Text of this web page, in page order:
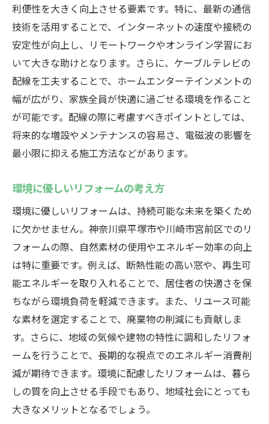
利便性を大きく向上させる要素です。特に、最新の通信
技術を活用することで、インターネットの速度や接続の
安定性が向上し、リモートワークやオンライン学習にお
いて大きな助けとなります。さらに、ケーブルテレビの
配線を工夫することで、ホームエンターテインメントの
幅が広がり、家族全員が快適に過ごせる環境を作ること
が可能です。配線の際に考慮すべきポイントとしては、
将来的な増設やメンテナンスの容易さ、電磁波の影響を
最小限に抑える施工方法などがあります。
環境に優しいリフォームの考え方
環境に優しいリフォームは、持続可能な未来を築くため
に欠かせません。神奈川県平塚市や川崎市宮前区でのリ
フォームの際、自然素材の使用やエネルギー効率の向上
は特に重要です。例えば、断熱性能の高い窓や、再生可
能エネルギーを取り入れることで、居住者の快適さを保
ちながら環境負荷を軽減できます。また、リユース可能
な素材を選定することで、廃棄物の削減にも貢献しま
す。さらに、地域の気候や建物の特性に調和したリフォ
ームを行うことで、長期的な視点でのエネルギー消費削
減が期待できます。環境に配慮したリフォームは、暮ら
しの質を向上させる手段でもあり、地域社会にとっても
大きなメリットとなるでしょう。